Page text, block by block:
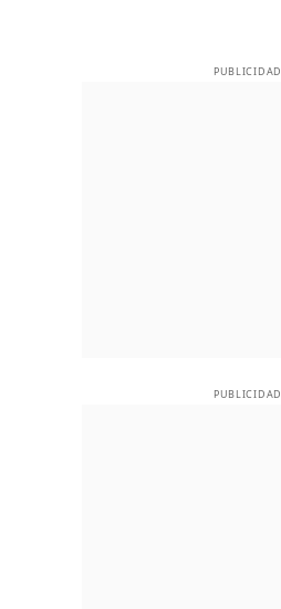
PUBLICIDAD
PUBLICIDAD